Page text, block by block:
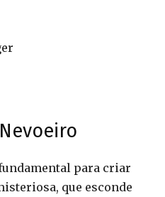
para criar
que esconde